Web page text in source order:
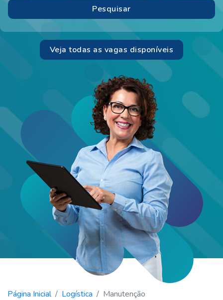
Veja todas as vagas disponíveis
Página Inicial Logística Manutenção